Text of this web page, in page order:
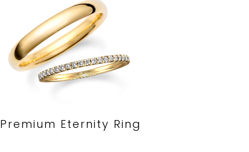
Premium Eternity Ring